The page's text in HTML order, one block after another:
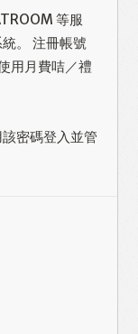
等服
。 注冊帳號
用月費咭／禮
密碼登入並管